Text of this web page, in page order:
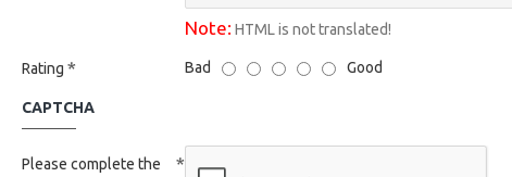
Note: HTML is not translated!
Rating Bad Good
CAPTCHA
Please complete the